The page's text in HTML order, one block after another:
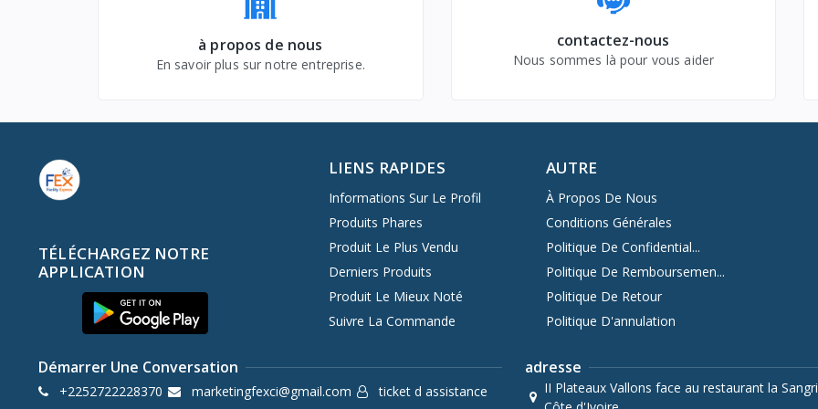
à propos de nous
En savoir plus sur notre entreprise.
contactez-nous
Nous sommes là pour vous aider
TÉLÉCHARGEZ NOTRE
APPLICATION
LIENS RAPIDES
Informations Sur Le Profil
Produits Phares
Produit Le Plus Vendu
Derniers Produits
Produit Le Mieux Noté
Suivre La Commande
AUTRE
À Propos De Nous
Conditions Générales
Politique De Confidential...
Politique De Remboursemen...
Politique De Retour
Politique D'annulation
Démarrer Une Conversation
+2252722228370 marketingfexci@gmail.com ticket d assistance
adresse
II Plateaux Vallons face au restaurant la